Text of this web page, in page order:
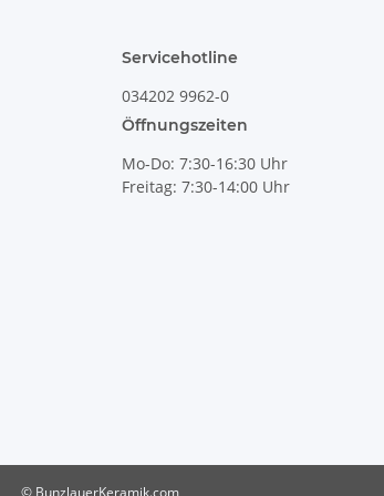
Servicehotline
034202 9962-0
Öffnungszeiten
Mo-Do: 7:30-16:30 Uhr
Freitag: 7:30-14:00 Uhr